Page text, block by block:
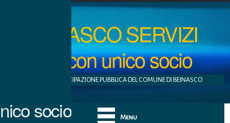
BEINASCO SERVIZI
S.r.l. con unico socio
AZIENDA A PARTECIPAZIONE PUBBLICA DEL COMUNE DI BEINASCO
Menu
socio